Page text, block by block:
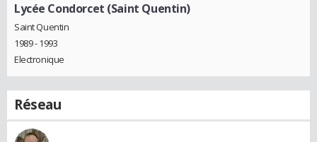
Lycée Condorcet (Saint Quentin)
Saint Quentin
1989 - 1993
Electronique
Réseau